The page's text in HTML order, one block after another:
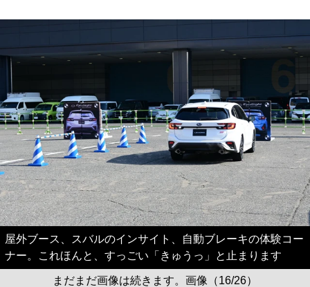
屋外ブース、スバルのインサイト、自動ブレーキの体験コー
ナー。これほんと、すっごい「きゅうっ」と止まります
まだまだ画像は続きます。画像（16/26）